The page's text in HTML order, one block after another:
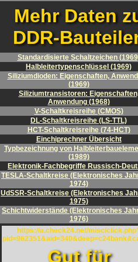
Mehr Daten
DDR-
Standardisierte Schaltzeichen
Halbleitertypenschlüssel (1969)
Siliziumdioden: Eigenschaften,
(1969)
Siliziumtransistoren:
Anwendung (1968)
V-Schaltkreisreihe (CMOS)
DL-Schaltkreisreihe (LS-TTL)
HCT-Schaltkreisreihe (74-HCT)
Einchiprechner Übersicht
Typbezeichnung von
(1989)
Elektronik-Fachbegriffe Russisch-
TESLA-Schaltkreise (Elektronisches
1974)
UdSSR-Schaltkreise (Elektronisches
1975)
Schichtwiderstände (Elektronisches
1976)
https://a.check24.net/misc/
Gut für